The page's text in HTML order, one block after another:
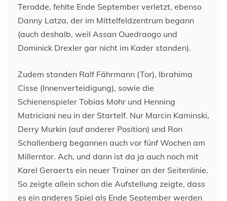
Terodde, fehlte Ende September verletzt, ebenso
Danny Latza, der im Mittelfeldzentrum begann
(auch deshalb, weil Assan Ouedraogo und
Dominick Drexler gar nicht im Kader standen).
Zudem standen Ralf Fährmann (Tor), Ibrahima
Cisse (Innenverteidigung), sowie die
Schienenspieler Tobias Mohr und Henning
Matriciani neu in der Startelf. Nur Marcin Kaminski,
Derry Murkin (auf anderer Position) und Ron
Schallenberg begannen auch vor fünf Wochen am
Millerntor. Ach, und dann ist da ja auch noch mit
Karel Geraerts ein neuer Trainer an der Seitenlinie.
So zeigte allein schon die Aufstellung zeigte, dass
es ein anderes Spiel als Ende September werden